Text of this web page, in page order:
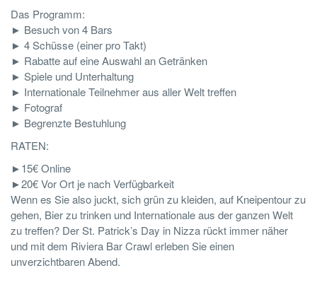
Das Programm:
► Besuch von 4 Bars
► 4 Schüsse (einer pro Takt)
► Rabatte auf eine Auswahl an Getränken
► Spiele und Unterhaltung
► Internationale Teilnehmer aus aller Welt treffen
► Fotograf
► Begrenzte Bestuhlung
RATEN:
►15€ Online
►20€ Vor Ort je nach Verfügbarkeit
Wenn es Sie also juckt, sich grün zu kleiden, auf Kneipentour zu
gehen, Bier zu trinken und Internationale aus der ganzen Welt
zu treffen? Der St. Patrick’s Day in Nizza rückt immer näher
und mit dem Riviera Bar Crawl erleben Sie einen
unverzichtbaren Abend.